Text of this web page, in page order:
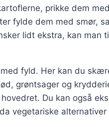
prikke dem
fylde dem med smør,
lidt ekstra, kan man
fyld. Her kan du
grøntsager og
Du kan også
vegetariske alternativer